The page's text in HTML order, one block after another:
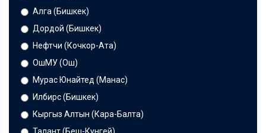
Алга (Бишкек)
Дордой (Бишкек)
Нефтчи (Кочкор-Ата)
ОшМУ (Ош)
Мурас Юнайтед (Манас)
Илбирс (Бишкек)
Кыргыз Алтын (Кара-Балта)